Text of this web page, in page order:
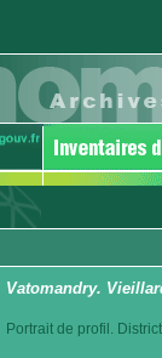
Vatomandry.
Portrait de profil.